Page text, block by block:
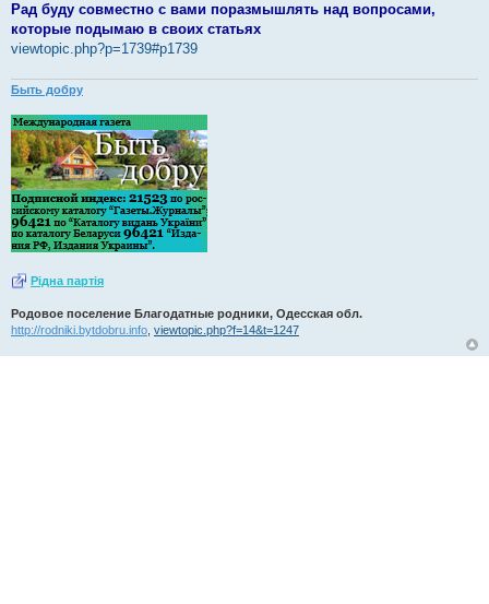
Рад буду совместно с вами поразмышлять над вопросами,
которые подымаю в своих статьях
viewtopic.php?p=1739#p1739
Быть добру
Рiдна партiя
Родовое поселение Благодатные родники, Одесская обл.
http://rodniki.bytdobru.info viewtopic.php?f=14&t=1247